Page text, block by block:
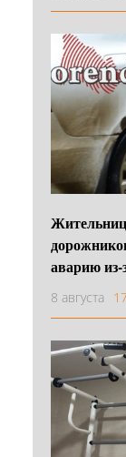
аварию
8 августа